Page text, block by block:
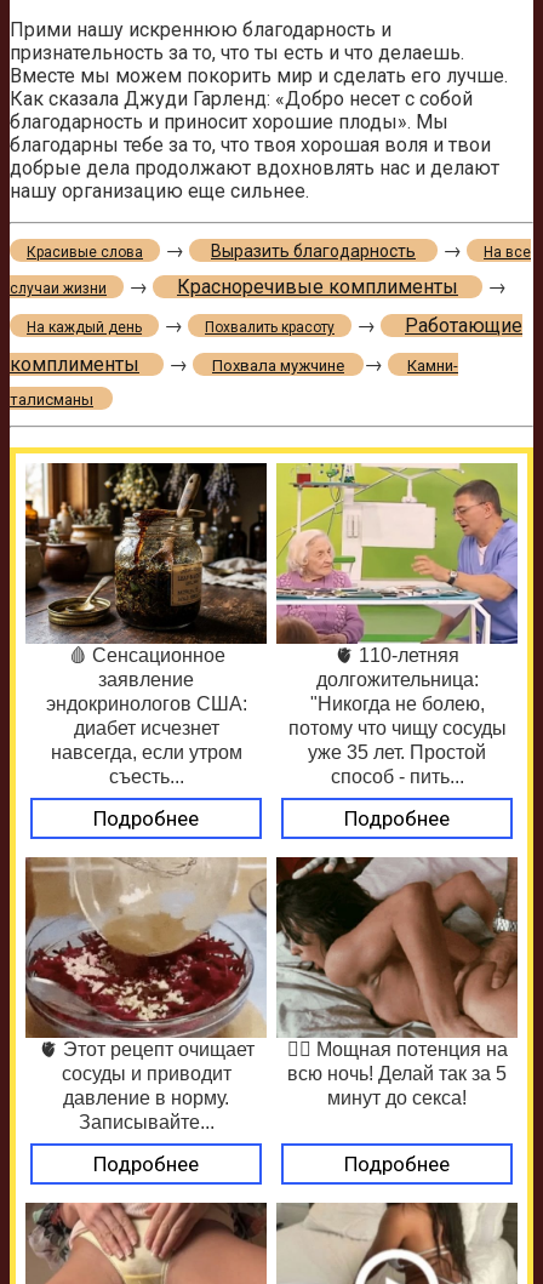
Прими нашу искреннюю благодарность и
признательность за то, что ты есть и что делаешь.
Вместе мы можем покорить мир и сделать его лучше.
Как сказала Джуди Гарленд: «Добро несет с собой
благодарность и приносит хорошие плоды». Мы
благодарны тебе за то, что твоя хорошая воля и твои
добрые дела продолжают вдохновлять нас и делают
нашу организацию еще сильнее.
Красивые слова → Выразить благодарность → На все
случаи жизни → Красноречивые комплименты →
На каждый день → Похвалить красоту →
Работающие
комплименты
→ Похвала мужчине →
Камни-
талисманы
🩸 Сенсационное
заявление
эндокринологов США:
диабет исчезнет
навсегда, если утром
съесть...
Подробнее
🫀 110-летняя
долгожительница:
"Никогда не болею,
потому что чищу сосуды
уже 35 лет. Простой
способ - пить...
Подробнее
🫀 Этот рецепт очищает
сосуды и приводит
давление в норму.
Записывайте...
Подробнее
❤️‍🔥 Мощная потенция на
всю ночь! Делай так за 5
минут до секса!
Подробнее